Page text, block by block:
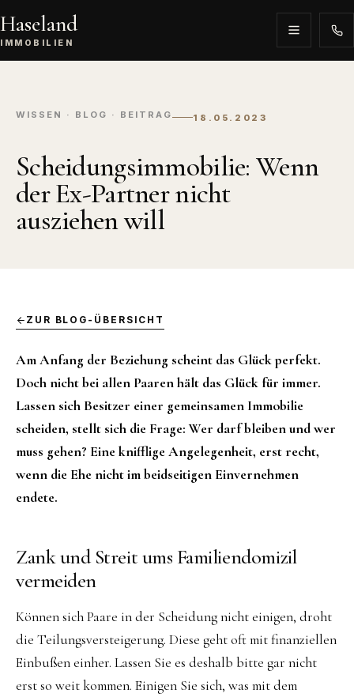
Haseland
IMMOBILIEN
WISSEN · BLOG · BEITRAG 18.05.2023
Scheidungsimmobilie: Wenn
der Ex-Partner nicht
ausziehen will
ZUR BLOG-ÜBERSICHT
Am Anfang der Beziehung scheint das Glück perfekt.
Doch nicht bei allen Paaren hält das Glück für immer.
Lassen sich Besitzer einer gemeinsamen Immobilie
scheiden, stellt sich die Frage: Wer darf bleiben und wer
muss gehen? Eine knifflige Angelegenheit, erst recht,
wenn die Ehe nicht im beidseitigen Einvernehmen
endete.
Zank und Streit ums Familiendomizil
vermeiden
Können sich Paare in der Scheidung nicht einigen, droht
die Teilungsversteigerung. Diese geht oft mit finanziellen
Einbußen einher. Lassen Sie es deshalb bitte gar nicht
erst so weit kommen. Einigen Sie sich, was mit dem